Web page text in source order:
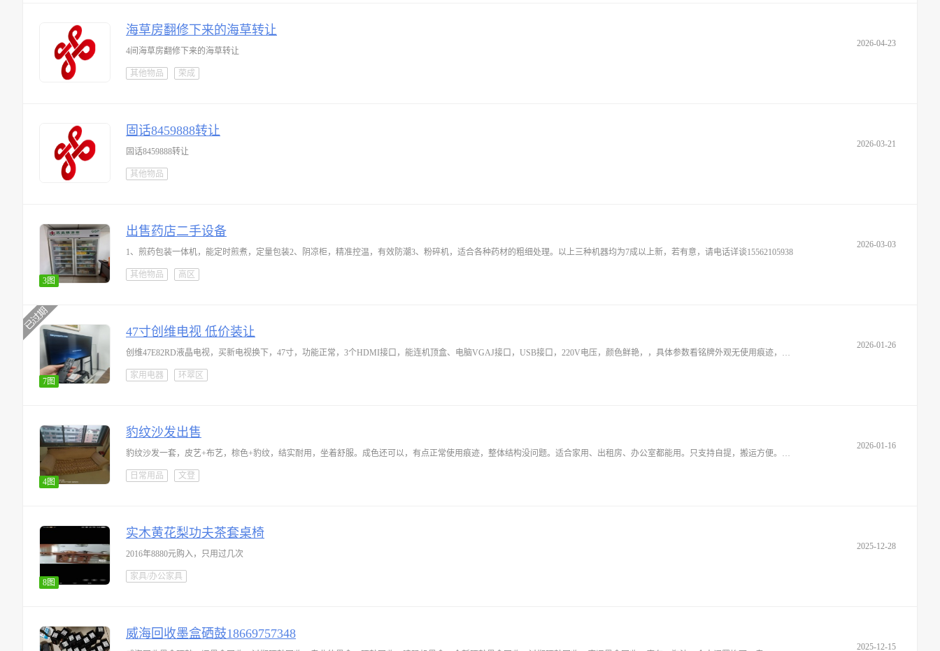
2026-04-23
海草房翻修下来的海草转让
4间海草房翻修下来的海草转让
其他物品 荣成
2026-03-21
固话8459888转让
固话8459888转让
其他物品
3图
2026-03-03
出售药店二手设备
1、煎药包装一体机，能定时煎煮，定量包装2、阴凉柜，精准控温，有效防潮3、粉碎机，适合各种药材的粗细处理。以上三种机器均为7成以上新，若有意，请电话详谈15562105938
其他物品 高区
7图
2026-01-26
47寸创维电视 低价装让
创维47E82RD液晶电视，买新电视换下，47寸，功能正常，3个HDMI接口，能连机顶盒、电脑VGAJ接口，USB接口，220V电压，颜色鲜艳，，具体参数看铭牌外观无使用痕迹，成色95新，带新遥控器仅
家用电器 环翠区
4图
2026-01-16
豹纹沙发出售
豹纹沙发一套，皮艺+布艺，棕色+豹纹，结实耐用，坐着舒服。成色还可以，有点正常使用痕迹，整体结构没问题。适合家用、出租房、办公室都能用。只支持自提，搬运方便。价格好聊
日常用品 文登
8图
2025-12-28
实木黄花梨功夫茶套桌椅
2016年8880元购入，只用过几次
家具/办公家具
2025-12-15
威海回收墨盒硒鼓18669757348